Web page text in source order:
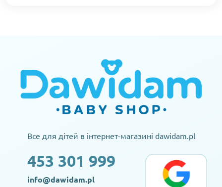
Все для дітей в інтернет-магазині dawidam.pl
453 301 999
info@dawidam.pl